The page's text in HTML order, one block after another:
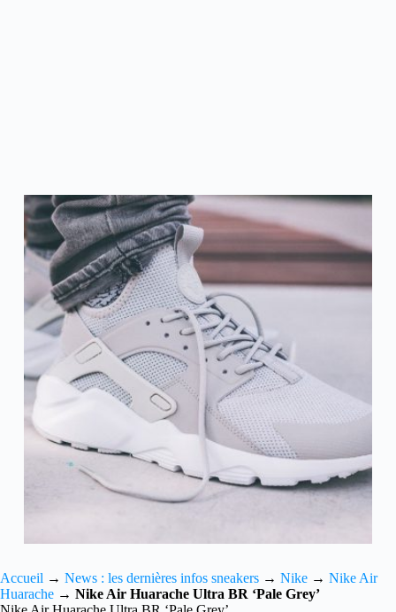
Accueil → News : les dernières infos sneakers → Nike → Nike Air
Huarache → Nike Air Huarache Ultra BR ‘Pale Grey’